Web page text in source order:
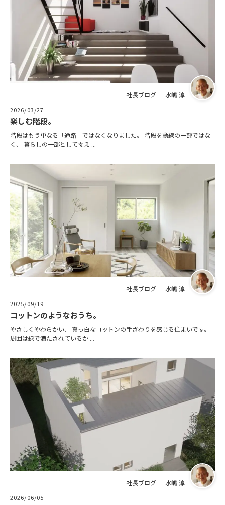
社長ブログ ｜ 水嶋 淳
2026/03/27
楽しむ階段。
階段はもう単なる「通路」ではなくなりました。 階段を動線の一部ではな
く、 暮らしの一部として捉え ...
社長ブログ ｜ 水嶋 淳
2025/09/19
コットンのようなおうち。
やさしくやわらかい、 真っ白なコットンの手ざわりを感じる住まいです。
周囲は緑で満たされているか ...
社長ブログ ｜ 水嶋 淳
2026/06/05